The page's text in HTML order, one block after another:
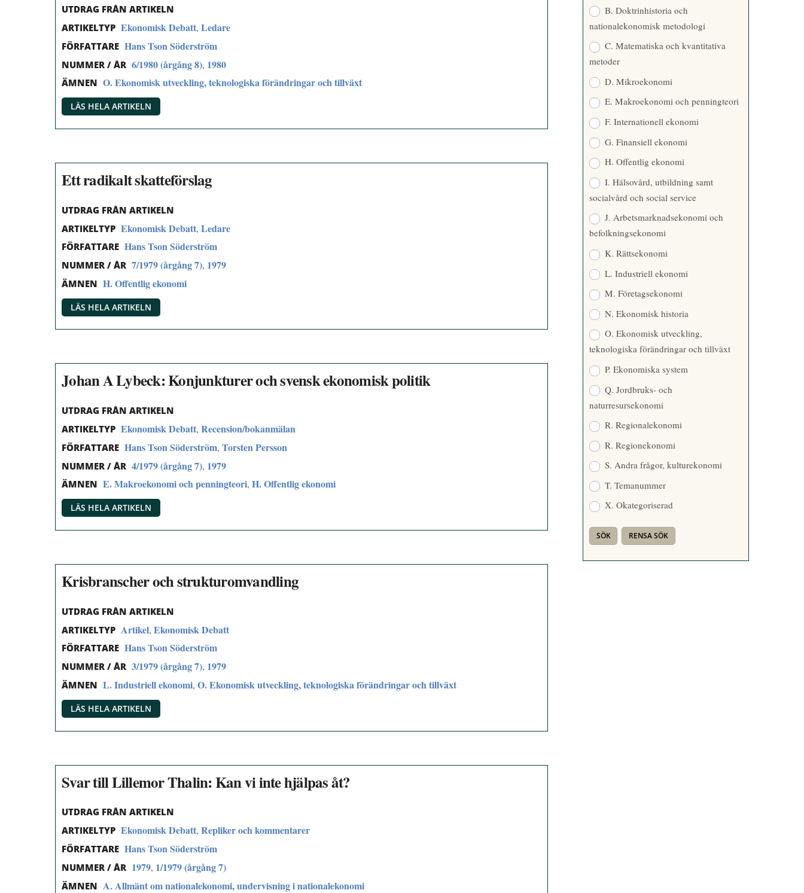
UTDRAG FRÅN ARTIKELN
ARTIKELTYP Ekonomisk Debatt, Ledare
FÖRFATTARE Hans Tson Söderström
NUMMER / ÅR 6/1980 (årgång 8), 1980
ÄMNEN O. Ekonomisk utveckling, teknologiska förändringar och tillväxt
LÄS HELA ARTIKELN
Ett radikalt skatteförslag
UTDRAG FRÅN ARTIKELN
ARTIKELTYP Ekonomisk Debatt, Ledare
FÖRFATTARE Hans Tson Söderström
NUMMER / ÅR 7/1979 (årgång 7), 1979
ÄMNEN H. Offentlig ekonomi
LÄS HELA ARTIKELN
Johan A Lybeck: Konjunkturer och svensk ekonomisk politik
UTDRAG FRÅN ARTIKELN
ARTIKELTYP Ekonomisk Debatt, Recension/bokanmälan
FÖRFATTARE Hans Tson Söderström, Torsten Persson
NUMMER / ÅR 4/1979 (årgång 7), 1979
ÄMNEN E. Makroekonomi och penningteori, H. Offentlig ekonomi
LÄS HELA ARTIKELN
Krisbranscher och strukturomvandling
UTDRAG FRÅN ARTIKELN
ARTIKELTYP Artikel, Ekonomisk Debatt
FÖRFATTARE Hans Tson Söderström
NUMMER / ÅR 3/1979 (årgång 7), 1979
ÄMNEN L. Industriell ekonomi, O. Ekonomisk utveckling, teknologiska förändringar och tillväxt
LÄS HELA ARTIKELN
Svar till Lillemor Thalin: Kan vi inte hjälpas åt?
UTDRAG FRÅN ARTIKELN
ARTIKELTYP Ekonomisk Debatt, Repliker och kommentarer
FÖRFATTARE Hans Tson Söderström
NUMMER / ÅR 1979, 1/1979 (årgång 7)
ÄMNEN A. Allmänt om nationalekonomi, undervisning i nationalekonomi
B. Doktrinhistoria och
nationalekonomisk metodologi
C. Matematiska och kvantitativa
metoder
D. Mikroekonomi
E. Makroekonomi och penningteori
F. Internationell ekonomi
G. Finansiell ekonomi
H. Offentlig ekonomi
I. Hälsovård, utbildning samt
socialvård och social service
J. Arbetsmarknadsekonomi och
befolkningsekonomi
K. Rättsekonomi
L. Industriell ekonomi
M. Företagsekonomi
N. Ekonomisk historia
O. Ekonomisk utveckling,
teknologiska förändringar och tillväxt
P. Ekonomiska system
Q. Jordbruks- och
naturresursekonomi
R. Regionalekonomi
R. Regionekonomi
S. Andra frågor, kulturekonomi
T. Temanummer
X. Okategoriserad